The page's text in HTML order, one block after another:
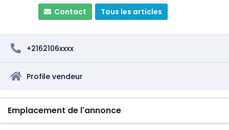
Contact Tous les articles
+2162106xxxx
Profile vendeur
Emplacement de l'annonce